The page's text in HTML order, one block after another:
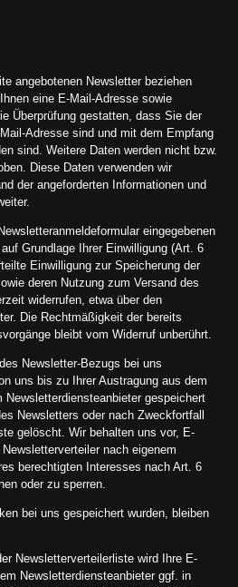
angebotenen Newsletter beziehen
eine E-Mail-Adresse sowie
Überprüfung gestatten, dass Sie der
Adresse sind und mit dem Empfang
sind. Weitere Daten werden nicht bzw.
Diese Daten verwenden wir
der angeforderten Informationen und
eingegebenen
Grundlage Ihrer Einwilligung (Art. 6
Einwilligung zur Speicherung der
deren Nutzung zum Versand des
widerrufen, etwa über den
Die Rechtmäßigkeit der bereits
bleibt vom Widerruf unberührt.
Newsletter-Bezugs bei uns
uns bis zu Ihrer Austragung aus dem
Newsletterdiensteanbieter gespeichert
Newsletters oder nach Zweckfortfall
gelöscht. Wir behalten uns vor, E-
nach eigenem
berechtigten Interesses nach Art. 6
oder zu sperren.
bei uns gespeichert wurden, bleiben
Newsletterverteilerliste wird Ihre E-
Newsletterdiensteanbieter ggf. in